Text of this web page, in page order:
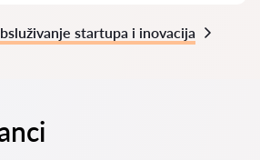
startupa i inovacija